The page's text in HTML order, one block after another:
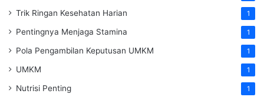
Trik Ringan Kesehatan Harian 1
Pentingnya Menjaga Stamina 1
Pola Pengambilan Keputusan UMKM 1
UMKM 1
Nutrisi Penting 1